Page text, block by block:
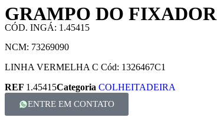
GRAMPO DO FIXADOR
CÓD. INGÁ: 1.45415
NCM: 73269090
LINHA VERMELHA C Cód: 1326467C1
REF 1.45415Categoria COLHEITADEIRA
ENTRE EM CONTATO